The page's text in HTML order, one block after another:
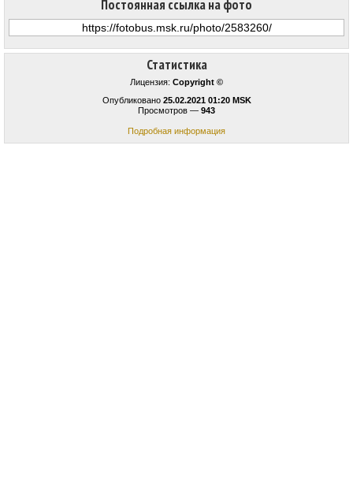
Статистика
Лицензия: Copyright ©
Опубликовано 25.02.2021 01:20 MSK
Просмотров — 943
Подробная информация
Постоянная ссылка на фото